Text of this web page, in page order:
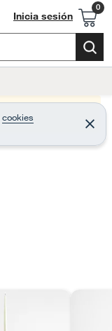
Inicia sesión
cookies
C
e
r